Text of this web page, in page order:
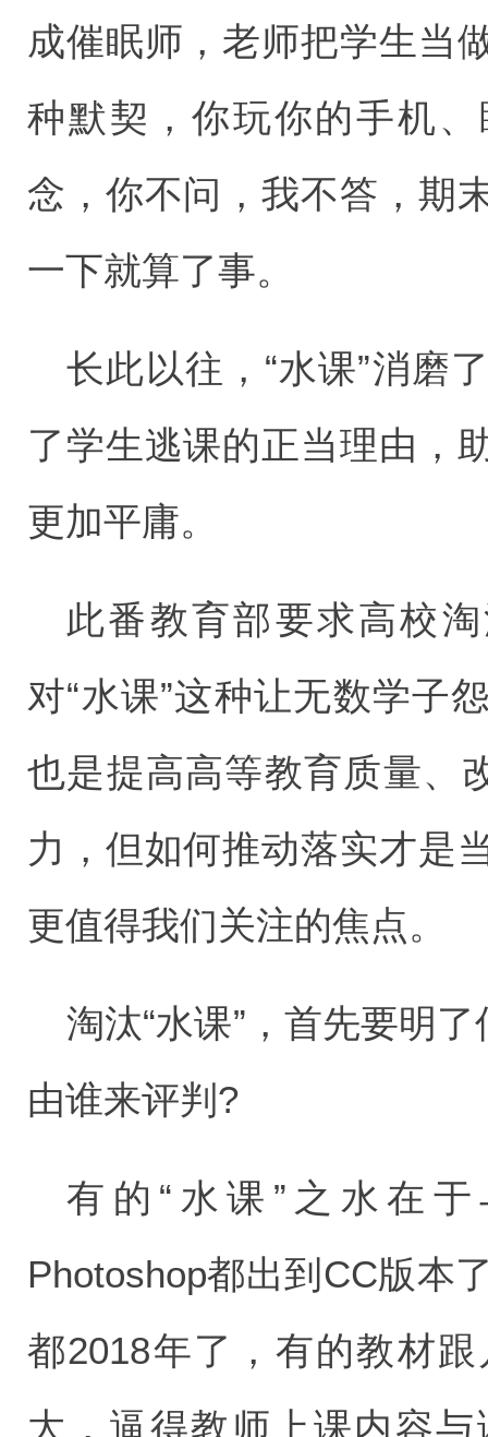
成催眠师，老师把学生当
种默契，你玩你的手机
念，你不问，我不答，期
一下就算了事。
长此以往，“水课”消磨
了学生逃课的正当理由，
更加平庸。
此番教育部要求高校
对“水课”这种让无数学子
也是提高高等教育质量、
力，但如何推动落实才是
更值得我们关注的焦点。
淘汰“水课”，首先要明
由谁来评判?
有的“水课”之水在
Photoshop都出到CC版本
都2018年了，有的教材
大，逼得教师上课内容